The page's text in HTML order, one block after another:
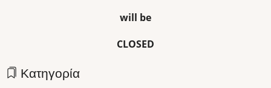
will be
CLOSED
Κατηγορία